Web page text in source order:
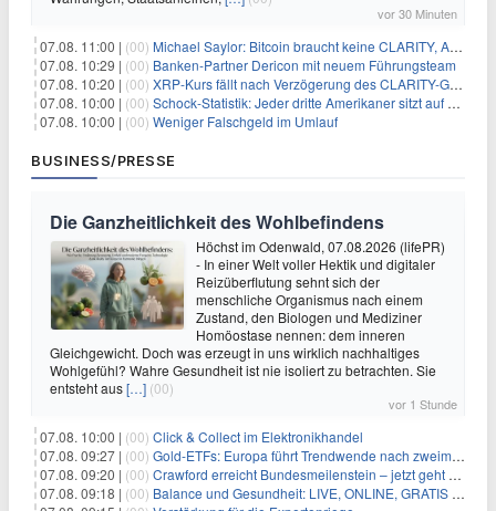
vor 30 Minuten
07.08. 11:00 | (00) Michael Saylor: Bitcoin braucht keine CLARITY, Amerika schon
07.08. 10:29 | (00) Banken-Partner Dericon mit neuem Führungsteam
07.08. 10:20 | (00) XRP-Kurs fällt nach Verzögerung des CLARITY-Gesetzes, Analyst warnt vor schwachem August-Trend
07.08. 10:00 | (00) Schock-Statistik: Jeder dritte Amerikaner sitzt auf dem Trockenen – warum Sparen zur Luxus-Aktivität wird
07.08. 10:00 | (00) Weniger Falschgeld im Umlauf
BUSINESS/PRESSE
Die Ganzheitlichkeit des Wohlbefindens
Höchst im Odenwald, 07.08.2026 (lifePR)
- In einer Welt voller Hektik und digitaler
Reizüberflutung sehnt sich der
menschliche Organismus nach einem
Zustand, den Biologen und Mediziner
Homöostase nennen: dem inneren
Gleichgewicht. Doch was erzeugt in uns wirklich nachhaltiges
Wohlgefühl? Wahre Gesundheit ist nie isoliert zu betrachten. Sie
entsteht aus[…] (00)
vor 1 Stunde
07.08. 10:00 | (00) Click & Collect im Elektronikhandel
07.08. 09:27 | (00) Gold-ETFs: Europa führt Trendwende nach zweimonatiger Schwächephase an
07.08. 09:20 | (00) Crawford erreicht Bundesmeilenstein – jetzt geht es in die finale Phase!
07.08. 09:18 | (00) Balance und Gesundheit: LIVE, ONLINE, GRATIS am Mi 19.08.2026 um 19:00 Uhr